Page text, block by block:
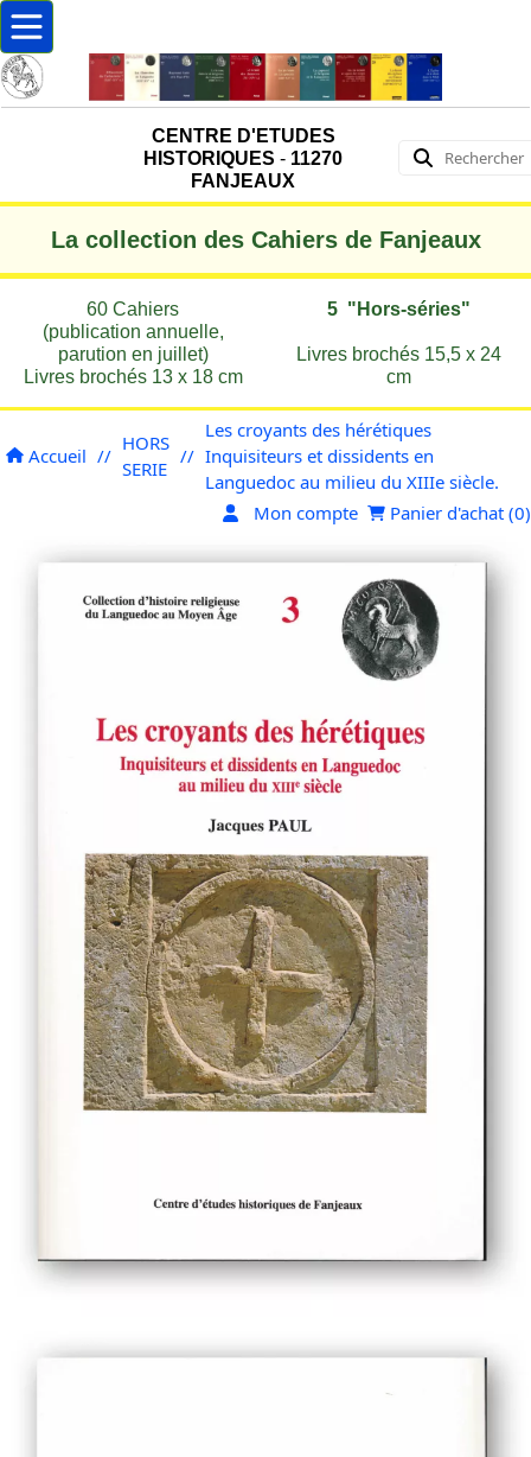
CENTRE D'ETUDES
HISTORIQUES - 11270
FANJEAUX
La collection des Cahiers de Fanjeaux
60 Cahiers
(publication annuelle,
parution en juillet)
Livres brochés 13 x 18 cm
5 "Hors-séries"
Livres brochés 15,5 x 24
cm
Accueil //
HORS
SERIE
//
Les croyants des hérétiques
Inquisiteurs et dissidents en
Languedoc au milieu du XIIIe siècle.
Mon compte
Panier d'achat (0)